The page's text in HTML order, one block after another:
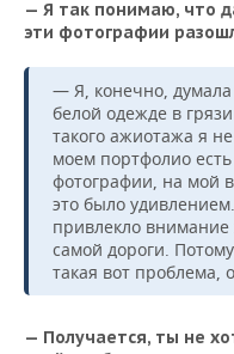
— Я так понимаю, что
эти фотографии
— Я, конечно,
белой одежде в
такого ажиотажа я
моем портфолио
фотографии, на мой
это было
привлекло
самой дороги.
такая вот проблема,
— Получается, ты не